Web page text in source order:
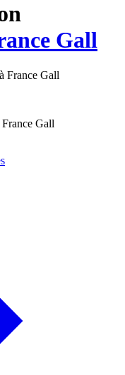
Gall
France Gall
Gall